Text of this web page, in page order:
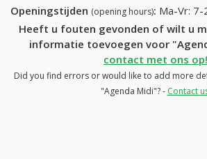
Openingstijden (opening hours): Ma-Vr:
Heeft u fouten gevonden of wilt u
informatie toevoegen voor
contact met ons op!
Did you find errors or would like to add more
"Agenda Midi"? - Contact